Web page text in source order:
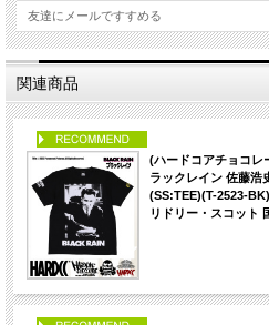
友達にメールですすめる
関連商品
(ハードコアチョコレ
ラックレイン 佐藤浩
(SS:TEE)(T-2523-
リドリー・スコット